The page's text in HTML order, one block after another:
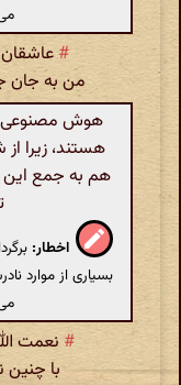
#
من به
هوش مصنوعی:
هستند، زیرا
هم به جمع
اخطار:
بسیاری از موارد
# نعمت
با